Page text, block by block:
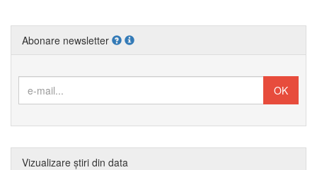
Abonare newsletter
Vizualizare știri din data